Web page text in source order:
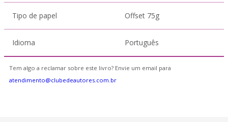
Tipo de papel Offset 75g
Idioma Português
Tem algo a reclamar sobre este livro? Envie um email para
atendimento@clubedeautores.com.br